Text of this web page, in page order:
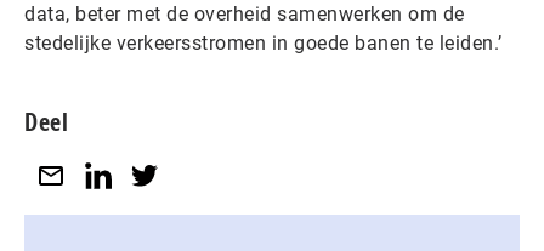
data, beter met de overheid samenwerken om de
stedelijke verkeersstromen in goede banen te leiden.’
Deel